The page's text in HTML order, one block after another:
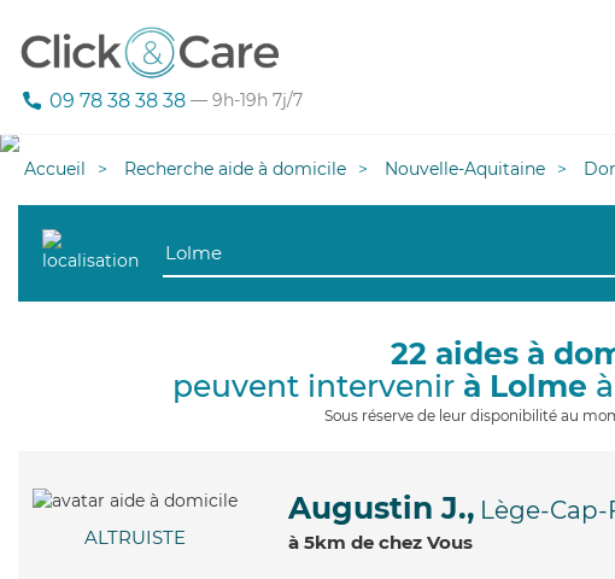
09 78 38 38 38 — 9h-19h 7j/7
Accueil Recherche aide à domicile Nouvelle-Aquitaine
22 aides à
peuvent intervenir à Lolme
Sous réserve de leur disponibilité au
ALTRUISTE
Augustin J., Lège-
à 5km de chez Vous